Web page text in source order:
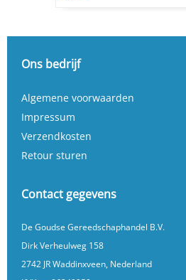
Ons bedrijf
Algemene voorwaarden
Impressum
Verzendkosten
Retour sturen
Contact gegevens
De Goudse Gereedschaphandel B.V.
Dirk Verheulweg 158
2742 JR Waddinxveen, Nederland